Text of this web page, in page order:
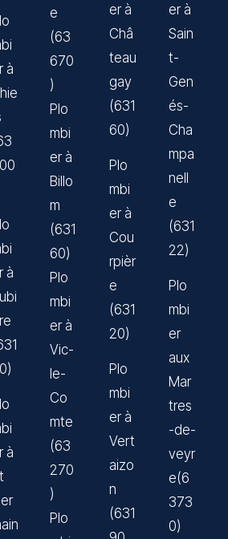
à
à
à
e
(63
670
)
Plo
mbi
er à
Billo
m
(631
60)
Plo
mbi
er à
Vic-
le-
Co
mte
(63
270
)
Plo
er à
Châ
teau
gay
(631
60)
Plo
mbi
er à
Cou
rpièr
e
(631
20)
Plo
mbi
er à
Vert
aizo
n
(631
er à
Sain
t-
Gen
és-
Cha
mpa
nell
e
(631
22)
Plo
mbi
er
aux
Mar
tres
-de-
veyr
e(6
373
0)